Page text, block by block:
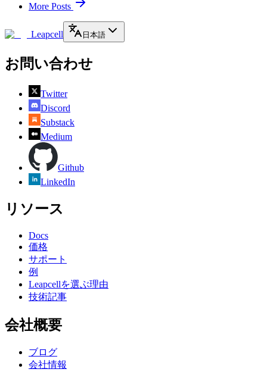
More Posts
Leapcell 日本語
お問い合わせ
Twitter
Discord
Substack
Medium
Github
LinkedIn
リソース
Docs
価格
サポート
例
Leapcellを選ぶ理由
技術記事
会社概要
ブログ
会社情報